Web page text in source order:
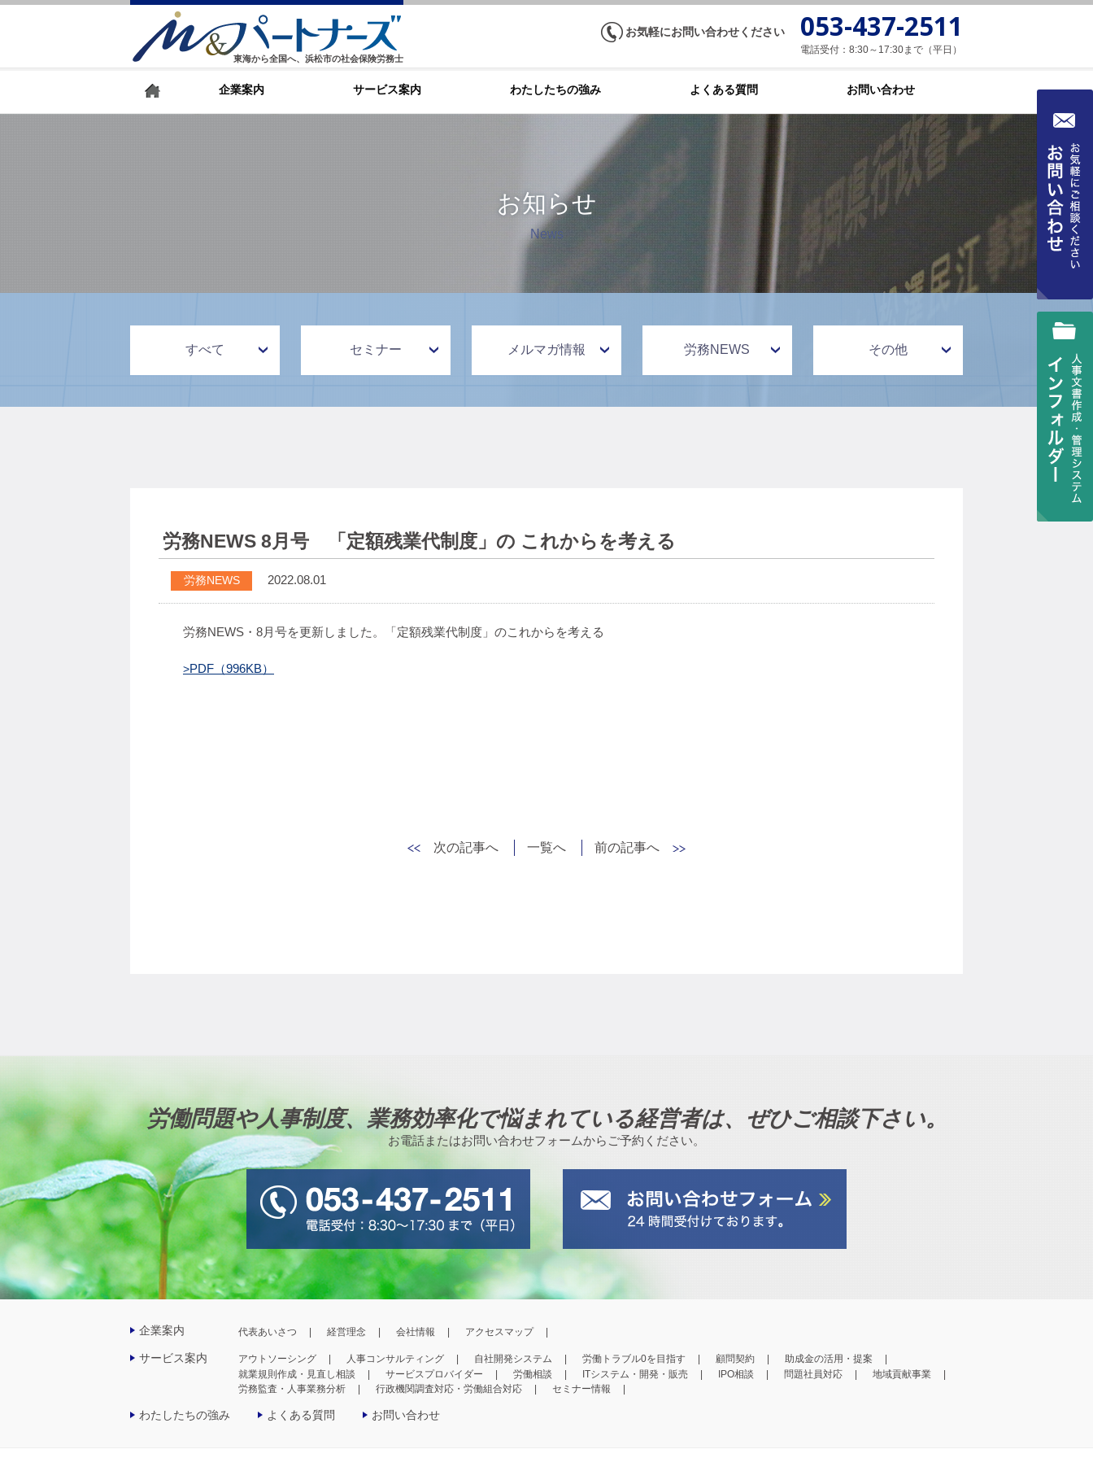
東海から全国へ、浜松市の社会保険労務士
お気軽にお問い合わせください 053-437-2511
電話受付：8:30～17:30まで（平日）
企業案内 サービス案内 わたしたちの強み よくある質問 お問い合わせ
お知らせ
News
すべて セミナー メルマガ情報 労務NEWS その他
労務NEWS 8月号 「定額残業代制度」の これからを考える
労務NEWS 2022.08.01
労務NEWS・8月号を更新しました。「定額残業代制度」のこれからを考える
PDF（996KB）
次の記事へ 一覧へ 前の記事へ
労働問題や人事制度、業務効率化で悩まれている経営者は、ぜひご相談下さい。
お電話またはお問い合わせフォームからご予約ください。
企業案内 代表あいさつ 経営理念 会社情報 アクセスマップ
サービス案内 アウトソーシング 人事コンサルティング 自社開発システム 労働トラブル0を目指す 顧問契約
助成金の活用・提案
就業規則作成・見直し相談
サービスプロバイダー 労働相談 ITシステム・開発・販売 IPO相談 問題社員対応
地域貢献事業
労務監査・人事業務分析
行政機関調査対応・労働組合対応 セミナー情報
わたしたちの強み よくある質問 お問い合わせ